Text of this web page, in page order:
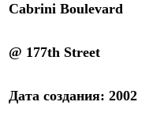
Cabrini Boulevard
@ 177th Street
Дата создания: 2002